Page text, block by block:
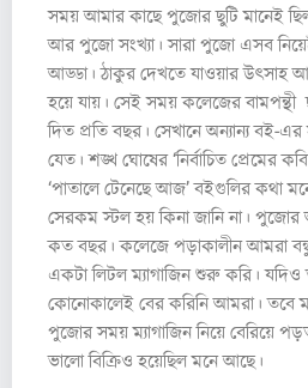
সময় আমার কাছে পুজোর ছুটি মানেই
আর পুজো সংখ্যা। সারা পুজো এসব
আড্ডা। ঠাকুর দেখতে যাওয়ার উৎসাহ
হয়ে যায়। সেই সময় কলেজের
দিত প্রতি বছর। সেখানে অন্যান্য বই-
যেত। শঙ্খ ঘোষের ‘নির্বাচিত প্রেমের
‘পাতালে টেনেছে আজ’ বইগুলির কথা
সেরকম স্টল হয় কিনা জানি না। পুজোর
কত বছর। কলেজে পড়াকালীন আমরা
একটা লিটল ম্যাগাজিন শুরু করি।
কোনোকালেই বের করিনি আমরা। তবে
পুজোর সময় ম্যাগাজিন নিয়ে বেরিয়ে
ভালো বিক্রিও হয়েছিল মনে আছে।